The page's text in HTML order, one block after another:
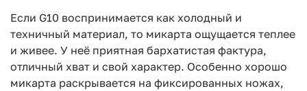
Если G10 воспринимается как холодный и
техничный материал, то микарта ощущается теплее
и живее. У неё приятная бархатистая фактура,
отличный хват и свой характер. Особенно хорошо
микарта раскрывается на фиксированных ножах,